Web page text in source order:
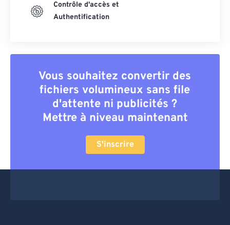
Contrôle d'accès et
Authentification
Vous souhaitez convertir des
fichiers volumineux sans file
d'attente ni publicités ?
Mettre à niveau maintenant
S'inscrire